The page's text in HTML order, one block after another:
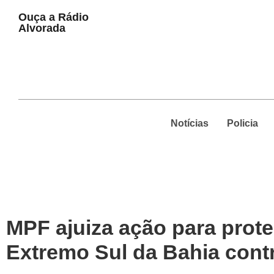
Ouça a Rádio
Alvorada
Notícias Policia
MPF ajuiza ação para
Extremo Sul da Bahia